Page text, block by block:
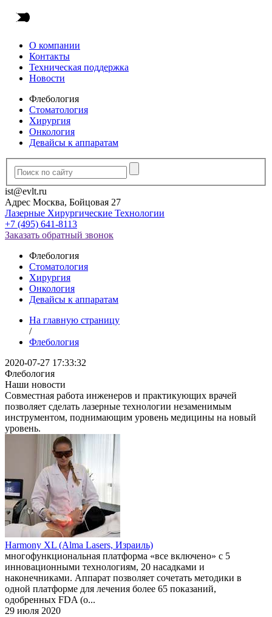
О компании
Контакты
Техническая поддержка
Новости
Флебология
Стоматология
Хирургия
Онкология
Девайсы к аппаратам
ist@evlt.ru
Адрес Москва, Бойцовая 27
Лазерные Хирургические Технологии
+7 (495) 641-8113
Заказать обратный звонок
Флебология
Стоматология
Хирургия
Онкология
Девайсы к аппаратам
На главную страницу
/
Флебология
2020-07-27 17:33:32
Флебология
Наши новости
Совместная работа инженеров и практикующих врачей
позволяет сделать лазерные технологии незаменимым
инструментом, поднимающим уровень медицины на новый
уровень.
Harmony XL (Alma Lasers, Израиль)
многофункциональная платформа «все включено» с 5
инновационными технологиям, 20 насадками и
наконечниками. Аппарат позволяет сочетать методики в
одной платформе для лечения более 65 показаний,
одобренных FDA (о...
29 июля 2020